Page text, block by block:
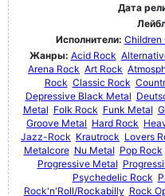
Дата
Исполнители: Children
Жанры: Acid Rock
Arena Rock Art Rock
Rock Classic Rock
Depressive Black Metal
Metal Folk Rock Funk Metal
Groove Metal Hard Rock
Jazz-Rock Krautrock Lovers
Metalcore Nu Metal Pop Rock
Progressive Metal
Psychedelic Rock
Rock'n'Roll/Rockabilly Rock